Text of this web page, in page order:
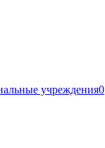
учреждения0